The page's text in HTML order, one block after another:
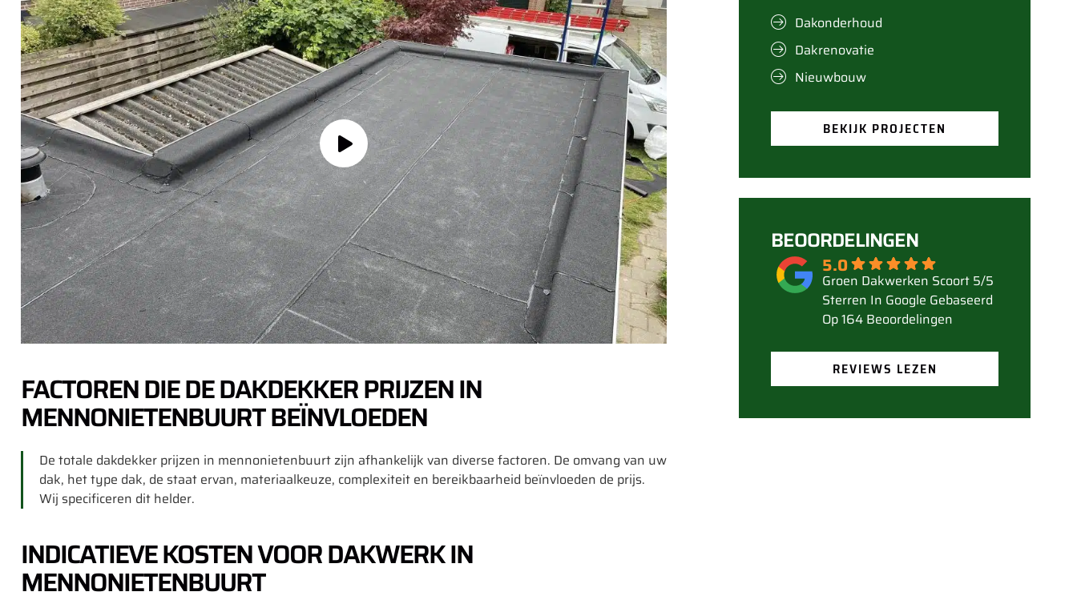
FACTOREN DIE DE DAKDEKKER PRIJZEN IN
MENNONIETENBUURT BEÏNVLOEDEN
De totale dakdekker prijzen in mennonietenbuurt zijn afhankelijk van diverse factoren. De omvang van uw
dak, het type dak, de staat ervan, materiaalkeuze, complexiteit en bereikbaarheid beïnvloeden de prijs.
Wij specificeren dit helder.
INDICATIEVE KOSTEN VOOR DAKWERK IN
MENNONIETENBUURT
Dakonderhoud
Dakrenovatie
Nieuwbouw
BEKIJK PROJECTEN
BEOORDELINGEN
5.0
Gebaseerd
Op 164 Beoordelingen
REVIEWS LEZEN